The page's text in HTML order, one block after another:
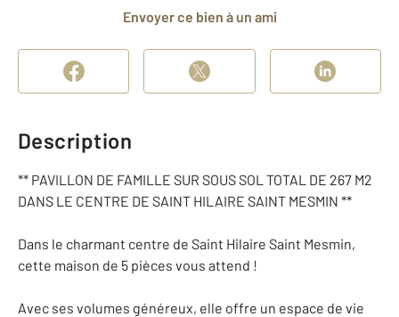
Envoyer ce bien à un ami
Description
** PAVILLON DE FAMILLE SUR SOUS SOL TOTAL DE 267 M2
DANS LE CENTRE DE SAINT HILAIRE SAINT MESMIN **
Dans le charmant centre de Saint Hilaire Saint Mesmin,
cette maison de 5 pièces vous attend !
Avec ses volumes généreux, elle offre un espace de vie